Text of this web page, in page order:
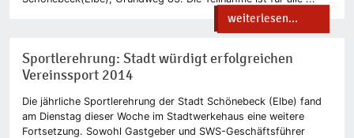
weiterlesen...
Sportlerehrung: Stadt würdigt erfolgreichen
Vereinssport 2014
Die jährliche Sportlerehrung der Stadt Schönebeck (Elbe) fand
am Dienstag dieser Woche im Stadtwerkehaus eine weitere
Fortsetzung. Sowohl Gastgeber und SWS-Geschäftsführer